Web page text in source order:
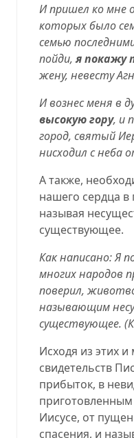
И пришел ко мне
которых было
семью
пойди,я покажу
жену, невесту
И вознес меня в
высокую гору, и
город, святый
нисходил с неба
А также,
нашего сердца в
называя
существующее.
Как написано: Я
многих народов
поверил,
называющим
существующее.
Исходя из этих и
свидетельств
прибыток, в
Иисусе, от
спасения, и